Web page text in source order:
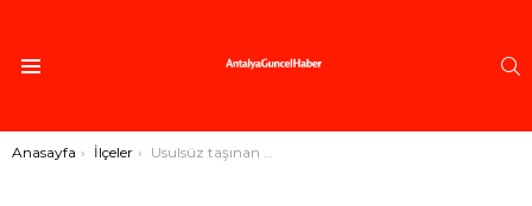
Buradasınız:
Anasayfa İlçeler Usulsüz taşınan yaklaşık 1 ton yoğurt imha edildi